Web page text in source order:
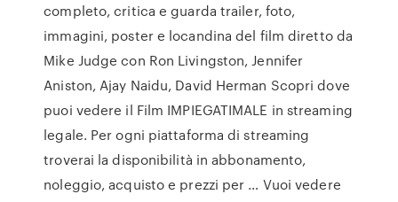
completo, critica e guarda trailer, foto,
immagini, poster e locandina del film diretto da
Mike Judge con Ron Livingston, Jennifer
Aniston, Ajay Naidu, David Herman Scopri dove
puoi vedere il Film IMPIEGATIMALE in streaming
legale. Per ogni piattaforma di streaming
troverai la disponibilità in abbonamento,
noleggio, acquisto e prezzi per … Vuoi vedere